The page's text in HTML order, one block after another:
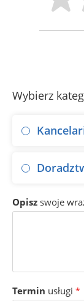
Wybierz
Opisz swoje
Termin usługi *